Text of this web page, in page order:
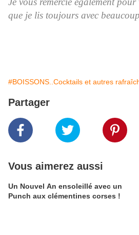
que je lis toujours avec
#BOISSONS..Cocktails et autres
Partager
Vous aimerez aussi
Un Nouvel An ensoleillé avec un
Punch aux clémentines corses !